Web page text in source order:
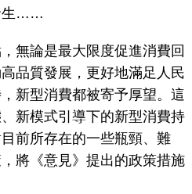
生……
論是最大限度促進消費回
品質發展，更好地滿足人民
新型消費都被寄予厚望。這
新模式引導下的新型消費持
前所存在的一些瓶頸、難
將《意見》提出的政策措施